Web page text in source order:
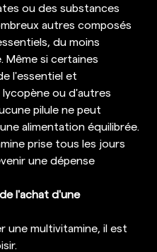
ou des substances
autres composés
du moins
Même si certaines
l'essentiel et
ou d'autres
pilule ne peut
alimentation équilibrée.
prise tous les jours
une dépense
l'achat d'une
une multivitamine, il est